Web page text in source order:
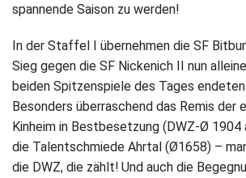
Kontakt
Impressum
Datenschutz
spannende Saison zu werden!
In der Staffel I übernehmen die SF
Sieg gegen die SF Nickenich II nun
beiden Spitzenspiele des Tages
Besonders überraschend das Remis der
Kinheim in Bestbesetzung (DWZ-Ø
die Talentschmiede Ahrtal (Ø1658) –
die DWZ, die zählt! Und auch die